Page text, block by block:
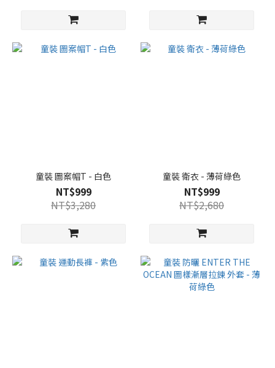
童裝 圖案帽T - 白色
NT$999
NT$3,280
童裝 衛衣 - 薄荷綠色
NT$999
NT$2,680